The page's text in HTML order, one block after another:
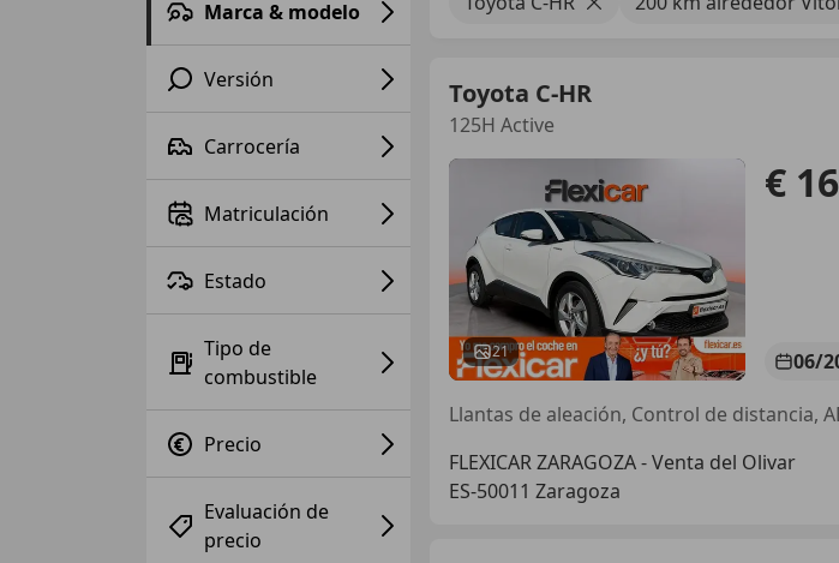
Marca & modelo
Versión
Carrocería
Matriculación
Estado
Tipo de
combustible
Precio
Evaluación de
precio
Toyota C-HR
125H Active
21
€
06/
Llantas de aleación, Control de distancia,
FLEXICAR ZARAGOZA - Venta del Olivar
ES-50011 Zaragoza